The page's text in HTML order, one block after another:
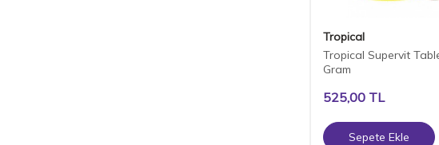
Tropical
Tropical Supervit
Gram
525,00 TL
Sepete Ekle